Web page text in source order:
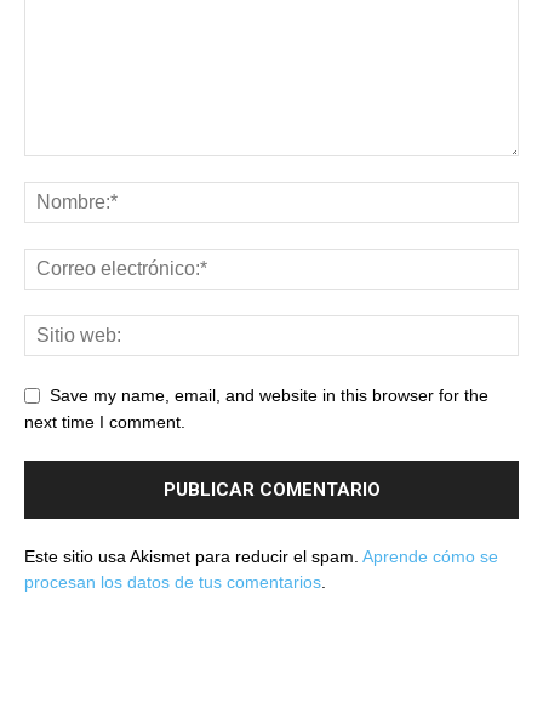
Save my name, email, and website in this browser for the
next time I comment.
Este sitio usa Akismet para reducir el spam. Aprende cómo se
procesan los datos de tus comentarios